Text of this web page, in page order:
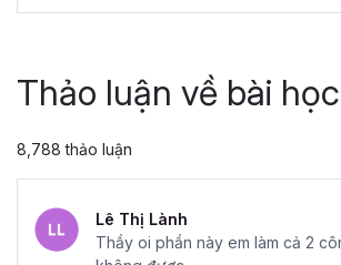
Thảo luận về bài học
8,788 thảo luận
Lê Thị Lành
Thầy oi phần này em làm cả 2